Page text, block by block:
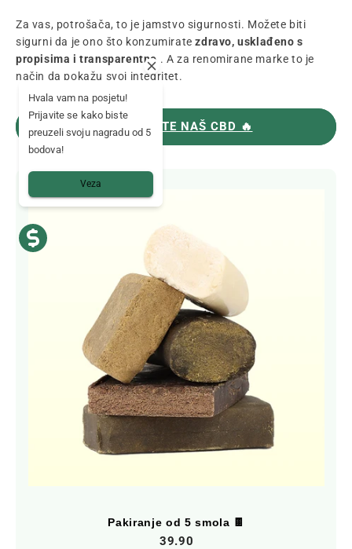
Za vas, potrošača, to je jamstvo sigurnosti. Možete biti
sigurni da je ono što konzumiratezdravo, usklađeno s
propisima i transparentno . A za renomirane marke to je
način da pokažu svoj integritet.
ISPROBAJTE NAŠ CBD 🔥
Pakiranje od 5 smola 🍫
39.90
Hvala vam na posjetu!
Prijavite se kako biste
preuzeli svoju nagradu od 5
bodova!
Veza